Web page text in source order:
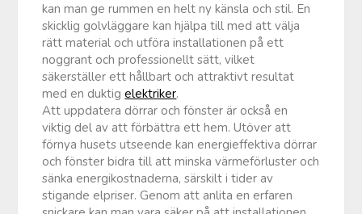
kan man ge rummen en helt ny känsla och stil. En
skicklig golvläggare kan hjälpa till med att välja
rätt material och utföra installationen på ett
noggrant och professionellt sätt, vilket
säkerställer ett hållbart och attraktivt resultat
med en duktigelektriker.
Att uppdatera dörrar och fönster är också en
viktig del av att förbättra ett hem. Utöver att
förnya husets utseende kan energieffektiva dörrar
och fönster bidra till att minska värmeförluster och
sänka energikostnaderna, särskilt i tider av
stigande elpriser. Genom att anlita en erfaren